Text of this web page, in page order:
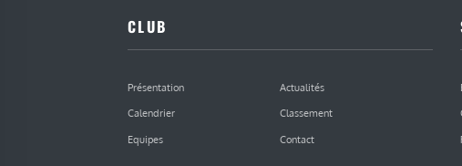
CLUB
Présentation
Actualités
Calendrier
Classement
Equipes
Contact